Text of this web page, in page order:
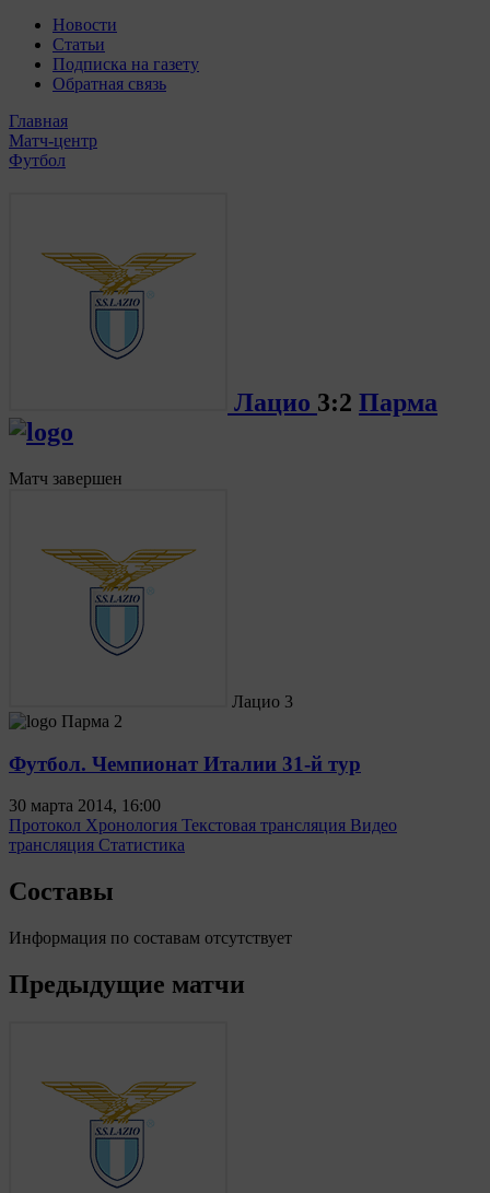
Новости
Статьи
Подписка на газету
Обратная связь
Главная
Матч-центр
Футбол
Лацио 3:2 Парма
Матч завершен
Лацио 3
Парма 2
Футбол. Чемпионат Италии 31-й тур
30 марта 2014, 16:00
Протокол Хронология Текстовая трансляция Видео
трансляция Статистика
Составы
Информация по составам отсутствует
Предыдущие матчи